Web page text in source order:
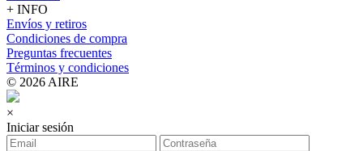
+ INFO
Envíos y retiros
Condiciones de compra
Preguntas frecuentes
Términos y condiciones
© 2026 AIRE
×
Iniciar sesión